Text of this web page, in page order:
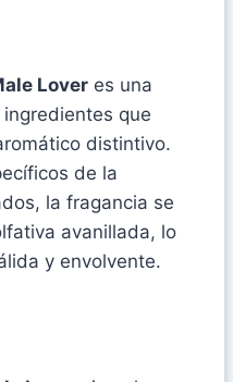
Lover es una
que
distintivo.
de la
la fragancia se
avanillada, lo
y envolvente.